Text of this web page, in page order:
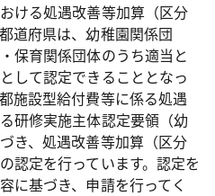
ける処遇改善等加算（区分
道府県は、幼稚園関係団
保育関係団体のうち適当と
して認定できることとなっ
施設型給付費等に係る処遇
研修実施主体認定要領（幼
き、処遇改善等加算（区分
認定を行っています。認定を
に基づき、申請を行ってく